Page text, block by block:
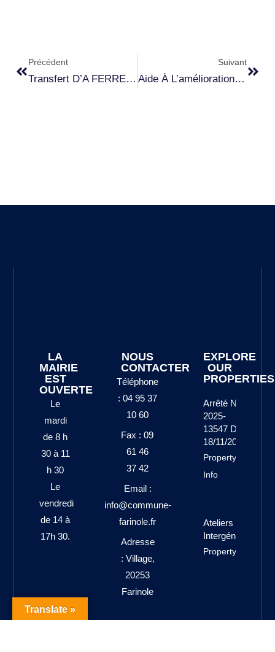
Précédent
Transfert D’A FERRERA À La Commune De FARINOLE
Suivant
Aide À L’amélioration De L’habitat : Dossier ANAH
LA
MAIRIE
EST
OUVERTE
Le
mardi
de 8 h
30 à 11
h 30
Le
vendredi
de 14 à
17h 30.
NOUS
CONTACTER
Téléphone
: 04 95 37
10 60
Fax : 09
61 46
37 42
Email :
info@commune-
farinole.fr
Adresse
: Village,
20253
Farinole
EXPLORE
OUR
PROPERTIES
Arrêté N°
2025-
13547 Du
18/11/2025
Property
Info
Ateliers
Property Info
Translate »